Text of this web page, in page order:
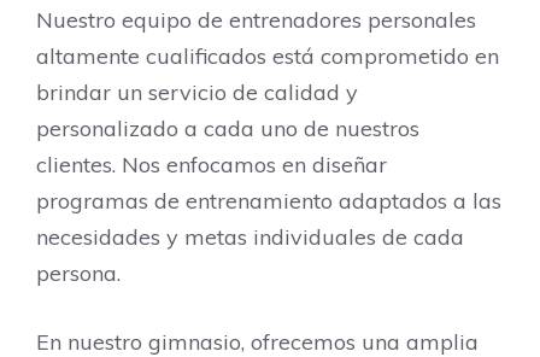
Nuestro equipo de entrenadores personales
altamente cualificados está comprometido en
brindar un servicio de calidad y
personalizado a cada uno de nuestros
clientes. Nos enfocamos en diseñar
programas de entrenamiento adaptados a las
necesidades y metas individuales de cada
persona.
En nuestro gimnasio, ofrecemos una amplia